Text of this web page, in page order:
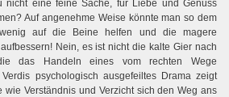
nicht eine feine Sache, für Liebe und Genuss
Auf angenehme Weise könnte man so dem
auf die Beine helfen und die magere
Nein, es ist nicht die kalte Gier nach
das Handeln eines vom rechten Wege
psychologisch ausgefeiltes Drama zeigt
wie Verständnis und Verzicht sich den Weg ans